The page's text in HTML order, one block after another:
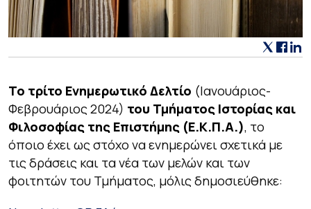
Το τρίτο Ενημερωτικό Δελτίο (Ιανουάριος-
Φεβρουάριος 2024) του Τμήματος Ιστορίας και
Φιλοσοφίας της Επιστήμης (Ε.Κ.Π.Α.), το
όποιο έχει ως στόχο να ενημερώνει σχετικά με
τις δράσεις και τα νέα των μελών και των
φοιτητών του Τμήματος, μόλις δημοσιεύθηκε: